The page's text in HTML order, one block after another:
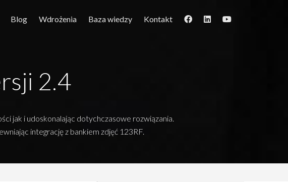
Blog Wdrożenia Baza wiedzy Kontakt
2.4
jak i udoskonalając dotychczasowe rozwiązania.
integrację z bankiem zdjęć 123RF.